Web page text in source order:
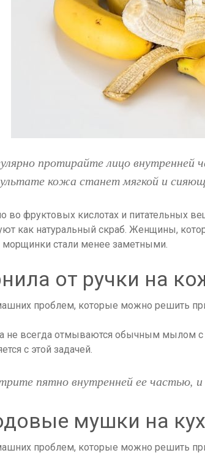
протирайте лицо
кожа станет мягкой и
во фруктовых кислотах и питательных
как натуральный скраб. Женщины,
стали менее заметными.
от ручки на
не всегда отмываются обычным мылом с
с этой задачей.
пятно внутренней ее частью, и
мушки на